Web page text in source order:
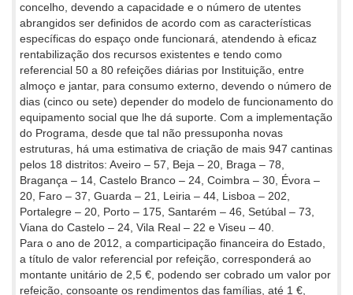
concelho, devendo a capacidade e o número de utentes
abrangidos ser definidos de acordo com as características
específicas do espaço onde funcionará, atendendo à eficaz
rentabilização dos recursos existentes e tendo como
referencial 50 a 80 refeições diárias por Instituição, entre
almoço e jantar, para consumo externo, devendo o número de
dias (cinco ou sete) depender do modelo de funcionamento do
equipamento social que lhe dá suporte. Com a implementação
do Programa, desde que tal não pressuponha novas
estruturas, há uma estimativa de criação de mais 947 cantinas
pelos 18 distritos: Aveiro – 57, Beja – 20, Braga – 78,
Bragança – 14, Castelo Branco – 24, Coimbra – 30, Évora –
20, Faro – 37, Guarda – 21, Leiria – 44, Lisboa – 202,
Portalegre – 20, Porto – 175, Santarém – 46, Setúbal – 73,
Viana do Castelo – 24, Vila Real – 22 e Viseu – 40.
Para o ano de 2012, a comparticipação financeira do Estado,
a título de valor referencial por refeição, corresponderá ao
montante unitário de 2,5 €, podendo ser cobrado um valor por
refeição, consoante os rendimentos das famílias, até 1 €,